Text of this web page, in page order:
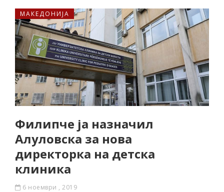
МАКЕДОНИЈА
Филипче ја назначил
Алуловска за нова
директорка на детска
клиника
6 ноември , 2019